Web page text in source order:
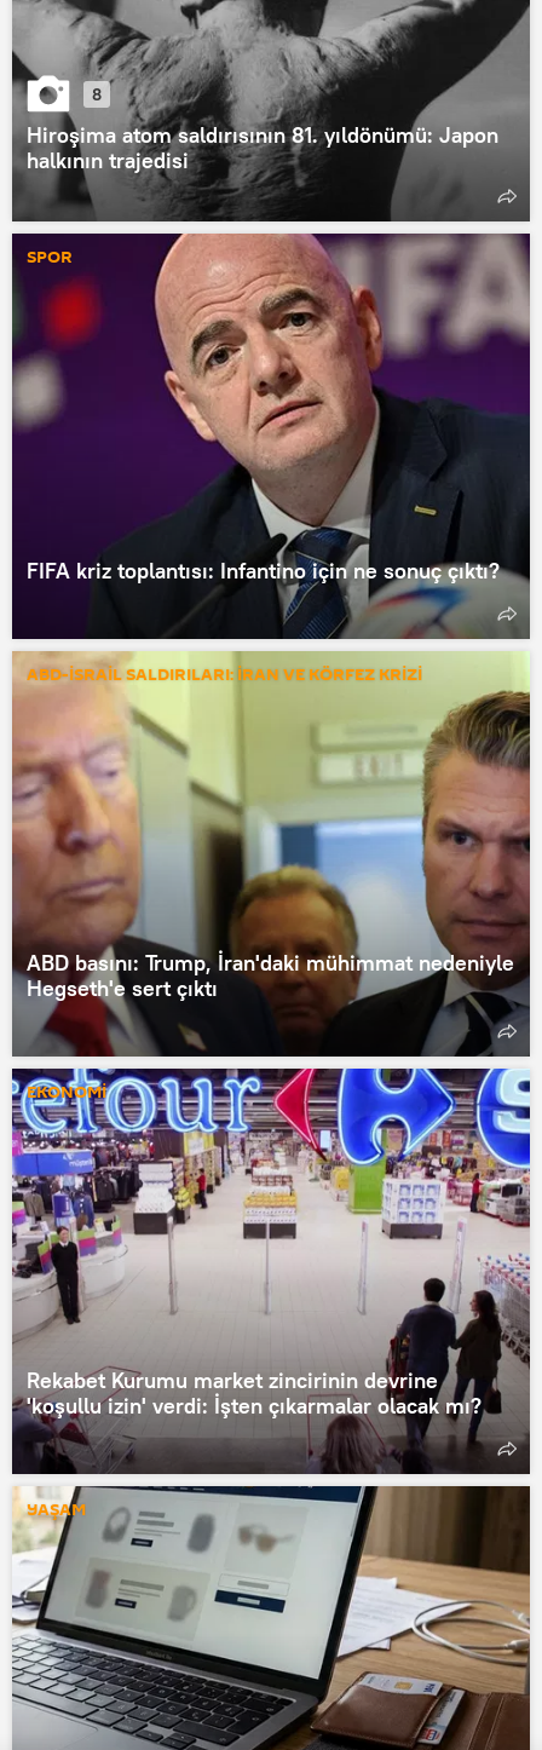
8
Hiroşima atom saldırısının 81. yıldönümü: Japon
halkının trajedisi
SPOR
FIFA kriz toplantısı: Infantino için ne sonuç çıktı?
ABD-İSRAİL SALDIRILARI: İRAN VE KÖRFEZ KRİZİ
ABD basını: Trump, İran'daki mühimmat nedeniyle
Hegseth'e sert çıktı
EKONOMİ
Rekabet Kurumu market zincirinin devrine
'koşullu izin' verdi: İşten çıkarmalar olacak mı?
YAŞAM